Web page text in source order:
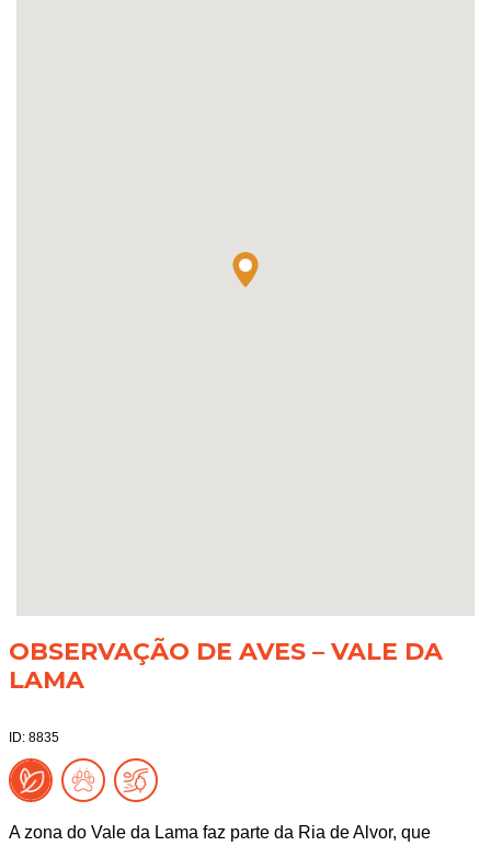
OBSERVAÇÃO DE AVES – VALE DA
LAMA
ID: 8835
A zona do Vale da Lama faz parte da Ria de Alvor, que